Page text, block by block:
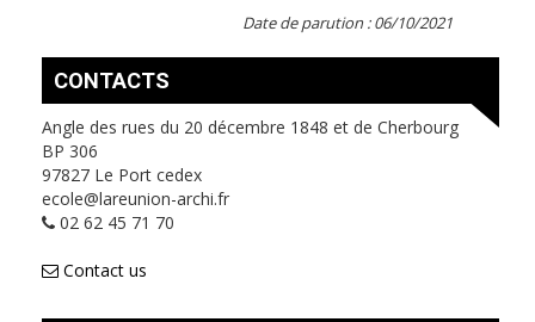
Date de parution : 06/10/2021
CONTACTS
Angle des rues du 20 décembre 1848 et de Cherbourg
BP 306
97827 Le Port cedex
ecole@lareunion-archi.fr
02 62 45 71 70
Contact us